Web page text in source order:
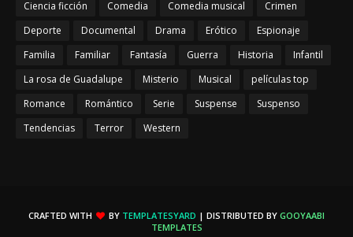
Ciencia ficción
Comedia Comedia musical
Crimen
Deporte
Documental Drama Erótico
Espionaje
Familia
Familiar Fantasía Guerra Historia
Infantil
La rosa de Guadalupe
Misterio Musical
películas top
Romance
Romántico Serie Suspense
Suspenso
Tendencias
Terror Western
CRAFTED WITH BY TEMPLATESYARD | DISTRIBUTED BY GOOYAABI
TEMPLATES